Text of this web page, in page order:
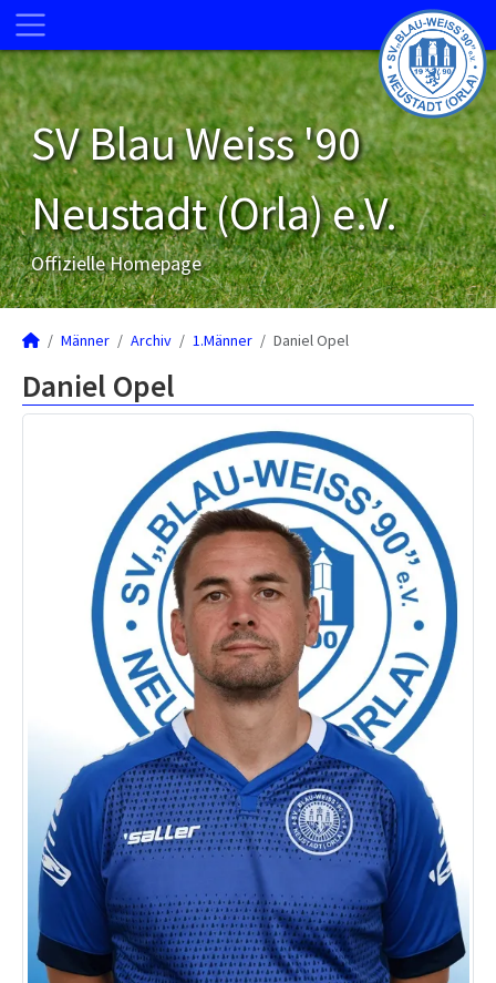
SV Blau Weiss '90
Neustadt (Orla) e.V.
Offizielle Homepage
Männer Archiv 1.Männer Daniel Opel
Daniel Opel